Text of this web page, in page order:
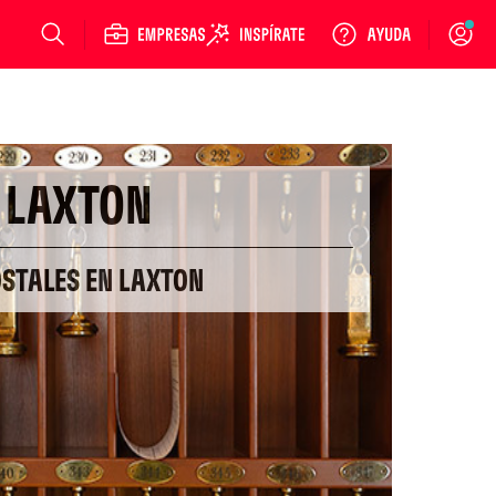
Login
LAXTON
EN LAXTON